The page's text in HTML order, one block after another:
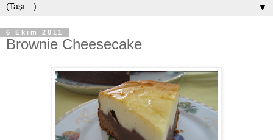
▼
6 Ekim 2011
Brownie Cheesecake